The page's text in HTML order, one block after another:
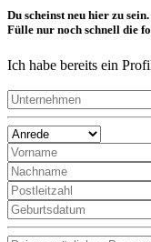
Du scheinst neu hier zu sein.
Fülle nur noch schnell die
Ich habe bereits ein